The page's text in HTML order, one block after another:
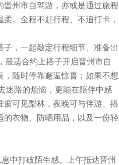
州市自驾游，亦或是通过旅程
。全程不赶行程、不追打卡，
，一起敲定行程细节、准备出
最适合约上搭子开启晋州市自
随时停靠邂逅惊喜；如果不想
迷路的烦恼，更能在陪伴中感
可见梨林，夜晚可与伴游、搭
衣物、防晒用品，以及一份轻
中打破陌生感。上午抵达晋州